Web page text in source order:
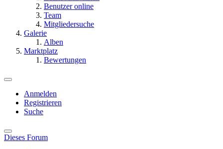
Benutzer online
Team
Mitgliedersuche
Galerie
Alben
Marktplatz
Bewertungen
Anmelden
Registrieren
Suche
Dieses Forum